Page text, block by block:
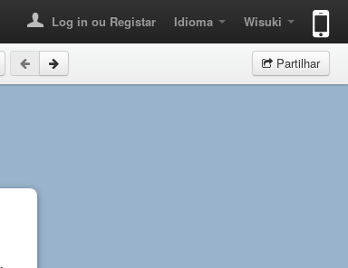
Log in ou Registar Idioma Wisuki
Partilhar